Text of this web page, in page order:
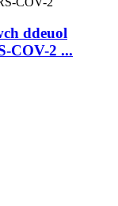
ddeuol
COV-2 ...